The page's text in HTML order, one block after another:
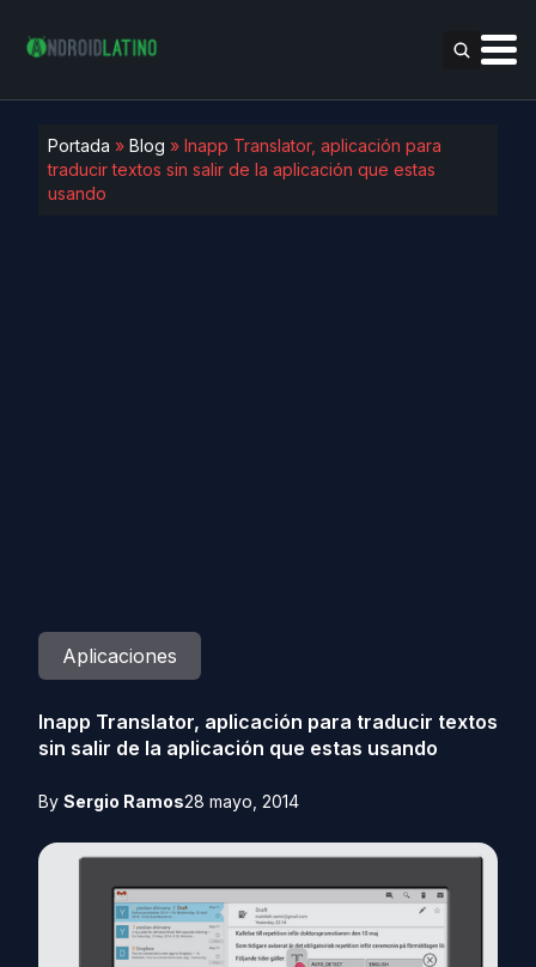
Portada » Blog » Inapp Translator, aplicación para
traducir textos sin salir de la aplicación que estas
usando
Aplicaciones
Inapp Translator, aplicación para traducir textos
sin salir de la aplicación que estas usando
By Sergio Ramos28 mayo, 2014